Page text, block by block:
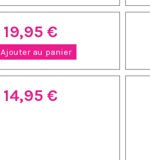
19,95 €
Ajouter au panier
14,95 €